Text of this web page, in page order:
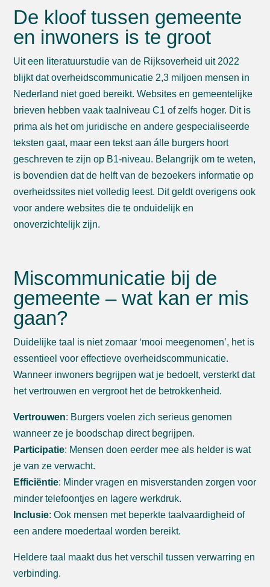
De kloof tussen gemeente
en inwoners is te groot
Uit een literatuurstudie van de Rijksoverheid uit 2022
blijkt dat overheidscommunicatie 2,3 miljoen mensen in
Nederland niet goed bereikt. Websites en gemeentelijke
brieven hebben vaak taalniveau C1 of zelfs hoger. Dit is
prima als het om juridische en andere gespecialiseerde
teksten gaat, maar een tekst aan álle burgers hoort
geschreven te zijn op B1-niveau. Belangrijk om te weten,
is bovendien dat de helft van de bezoekers informatie op
overheidssites niet volledig leest. Dit geldt overigens ook
voor andere websites die te onduidelijk en
onoverzichtelijk zijn.
Miscommunicatie bij de
gemeente – wat kan er mis
gaan?
Duidelijke taal is niet zomaar ‘mooi meegenomen’, het is
essentieel voor effectieve overheidscommunicatie.
Wanneer inwoners begrijpen wat je bedoelt, versterkt dat
het vertrouwen en vergroot het de betrokkenheid.
Vertrouwen: Burgers voelen zich serieus genomen
wanneer ze je boodschap direct begrijpen.
Participatie: Mensen doen eerder mee als helder is wat
je van ze verwacht.
Efficiëntie: Minder vragen en misverstanden zorgen voor
minder telefoontjes en lagere werkdruk.
Inclusie: Ook mensen met beperkte taalvaardigheid of
een andere moedertaal worden bereikt.
Heldere taal maakt dus het verschil tussen verwarring en
verbinding.